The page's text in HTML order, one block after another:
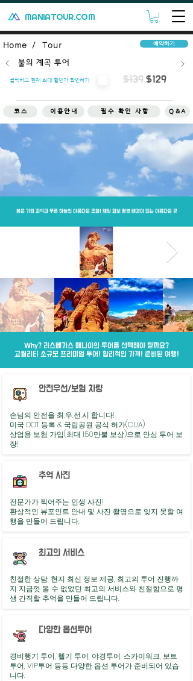
MANIATOUR.COM
Home / 예약하기
Tour
불의 계곡 투어
클릭하고 현재 최대 할인가 확인하기 $139 $129
코스 이용안내 필수 확인 사항 Q&A
취소/환불 옵션 일정
붉은 기암 괴석과 푸른 하늘의 아름다운 조화! 웨딩 화보 촬영 배경이 되는 아름다운 곳
Why? 라스베가스 매니아의 투어를 선택해야 할까요?
고퀄리티 소규모 프리미엄 투어! 합리적인 가격! 준비된 여행!
안전우선/보험 차량
손님의 안전을 최.우.선.시 합니다!
미국 DOT 등록 & 국립공원 공식 허가(CUA)
상업용 보험 가입(최대 150만불 보상)으로 안심 투어 보
장!
추억 사진
전문가가 찍어주는 인생 사진!
​환상적인 뷰포인트 안내 및 사진 촬영으로 잊지 못할 여
행을 만들어 드립니다.
최고의 서비스
친절한 상담, 현지 최신 정보 제공, 최고의 투어 진행까
지 지금껏 볼 수 없었던 최고의 서비스와 친절함으로 평
생 간직할 추억을 만들어 드립니다.
다양한 옵션투어
​경비행기 투어, 헬기 투어, 야경투어, 스카이워크, 보트
투어, VIP투어 등등 다양한 옵션 투어가 준비되어 있습
니다.